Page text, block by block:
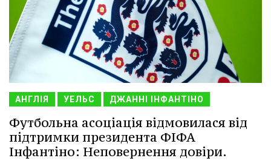
АНГЛІЯ УЕЛЬС ДЖАННІ ІНФАНТІНО
Футбольна асоціація відмовилася від
підтримки президента ФІФА
Інфантіно: Неповернення довіри.